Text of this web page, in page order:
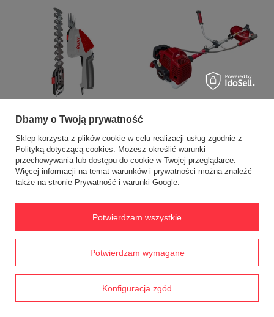
NOŻYCE DO TRAWY KRZEWÓW
AKUMULATOROWE PREMIUM OB-
IKRIGBS1054LI EWIMAX -
OFICJALNY DYSTRYBUTOR -
AUTORYZOWANY DEALER IKRA
358,00 zł
400,00 zł
DO TRAWY WYKASZARKA
PODKASZARKA PODCINARKA
349,00 zł
410,00 zł
Dmuchawa CEDRUW02 Cedrus
przystawka do CEDRUS UW520
CEDRUW02
322,56 zł
Dbamy o Twoją prywatność
Sklep korzysta z plików cookie w celu realizacji usług zgodnie z
Polityką dotyczącą cookies. Możesz określić warunki
przechowywania lub dostępu do cookie w Twojej przeglądarce.
Więcej informacji na temat warunków i prywatności można znaleźć
także na stronie Prywatność i warunki Google.
Potwierdzam wymagane
Konfiguracja zgód
Potwierdzam wszystkie